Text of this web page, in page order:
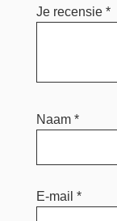
Je recensie *
Naam *
E-mail *